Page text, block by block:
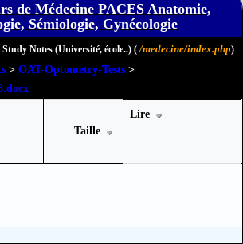
de lire le dossier
de Médecine PACES Anatomie,
Sémiologie, Gynécologie
Notes (Université, école..) ( /medecine/index.php)
> OAT-Optometry-Tests >
Taille
Lire